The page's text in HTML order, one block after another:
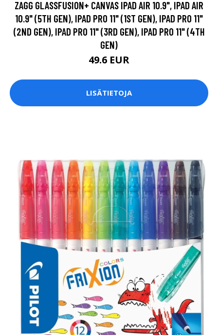
ZAGG GLASSFUSION+ CANVAS IPAD AIR 10.9", IPAD AIR
10.9" (5TH GEN), IPAD PRO 11" (1ST GEN), IPAD PRO 11"
(2ND GEN), IPAD PRO 11" (3RD GEN), IPAD PRO 11" (4TH
GEN)
49.6 EUR
LISÄTIETOJA